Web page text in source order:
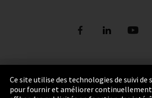
Empreinte
Politique de confidentialité
Ce site utilise des technologies de suivi de
pour fournir et améliorer continuellement